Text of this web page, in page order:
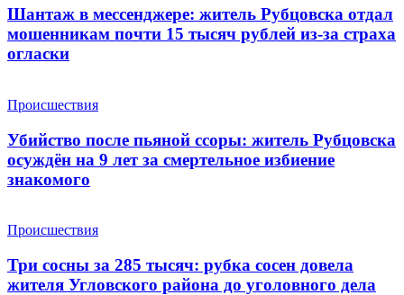
Шантаж в мессенджере: житель Рубцовска отдал
мошенникам почти 15 тысяч рублей из-за страха
огласки
Происшествия
Убийство после пьяной ссоры: житель Рубцовска
осуждён на 9 лет за смертельное избиение
знакомого
Происшествия
Три сосны за 285 тысяч: рубка сосен довела
жителя Угловского района до уголовного дела